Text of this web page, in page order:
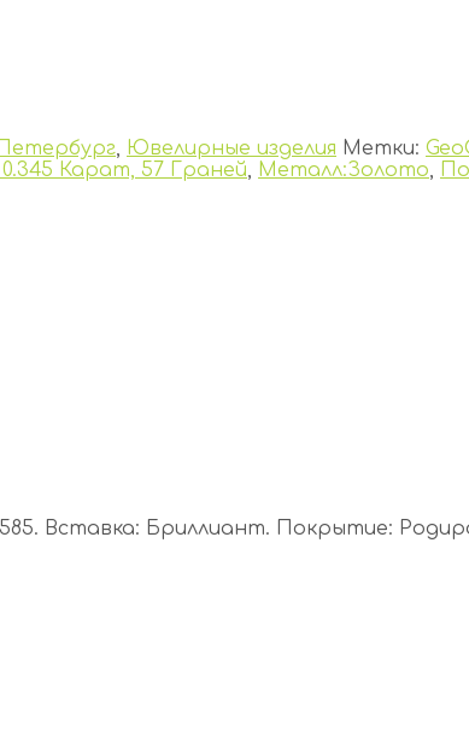
, Ювелирные изделия Метки:
Карат, 57 Граней, Металл:Золото,
Вставка: Бриллиант. Покрытие: